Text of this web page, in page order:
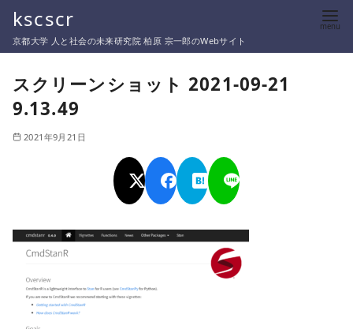
テ
kscscr
京都大学 人と社会の未来研究院 柏原 宗一郎のWebサイト
スクリーンショット 2021-09-21
9.13.49
2021年9月21日